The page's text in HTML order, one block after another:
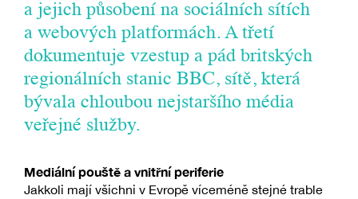
a jejich působení na sociálních sítích
a webových platformách. A třetí
dokumentuje vzestup a pád britských
regionálních stanic BBC, sítě, která
bývala chloubou nejstaršího média
veřejné služby.
Mediální pouště a vnitřní periferie
Jakkoli mají všichni v Evropě víceméně stejné trable